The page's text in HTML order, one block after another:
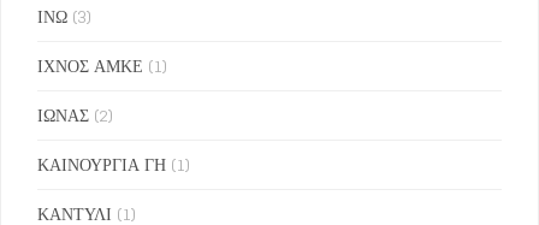
ΙΝΩ (3)
ΙΧΝΟΣ ΑΜΚΕ (1)
ΙΩΝΑΣ (2)
ΚΑΙΝΟΥΡΓΙΑ ΓΗ (1)
ΚΑΝΤΥΛΙ (1)